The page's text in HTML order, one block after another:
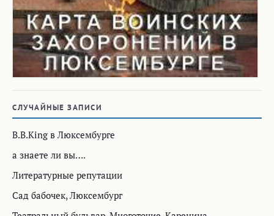
СЛУЧАЙНЫЕ ЗАПИСИ
B.B.King в Люксембурге
а знаете ли вы….
Литературные репутации
Сад бабочек, Люксембург